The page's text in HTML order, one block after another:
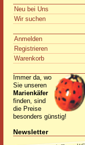
Neu bei Uns
Wir suchen
Anmelden
Registrieren
Warenkorb
Immer da, wo
Sie unseren
Marienkäfer
finden, sind
die Preise
besonders günstig!
Newsletter